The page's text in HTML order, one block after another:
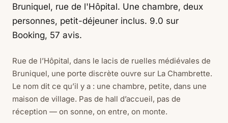
Bruniquel, rue de l'Hôpital. Une chambre, deux
personnes, petit-déjeuner inclus. 9.0 sur
Booking, 57 avis.
Rue de l’Hôpital, dans le lacis de ruelles médiévales de
Bruniquel, une porte discrète ouvre sur La Chambrette.
Le nom dit ce qu’il y a : une chambre, petite, dans une
maison de village. Pas de hall d’accueil, pas de
réception — on sonne, on entre, on monte.